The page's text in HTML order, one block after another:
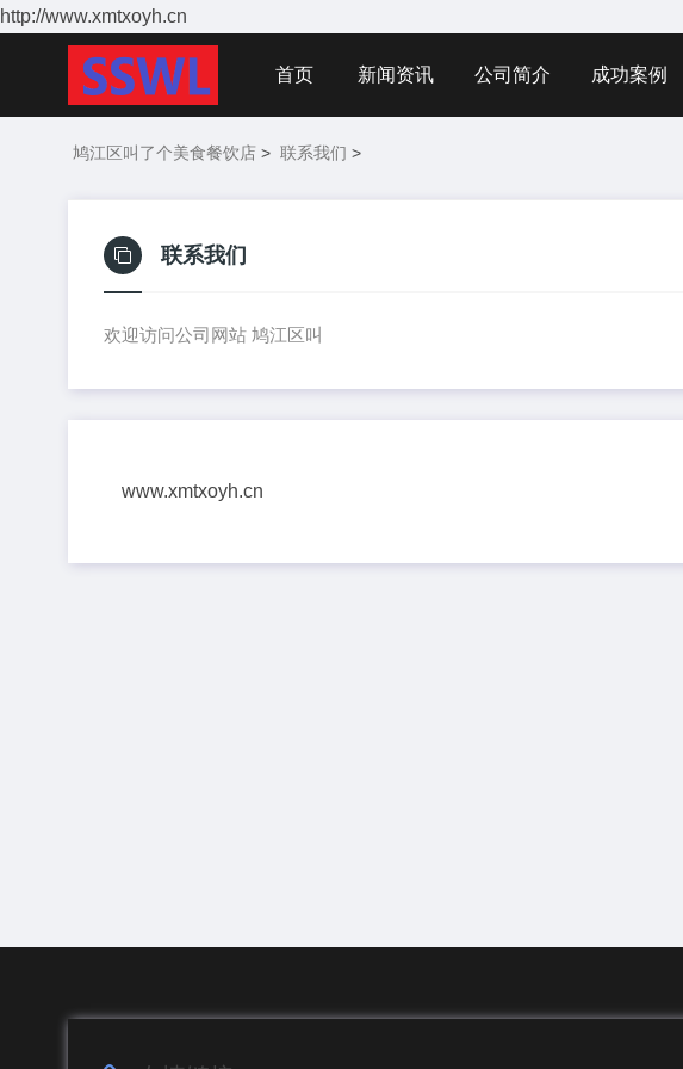
http://www.xmtxoyh.cn
首页 新闻资讯 公司简介 成功案例
鸠江区叫了个美食餐饮店 > 联系我们 >
联系我们
欢迎访问公司网站 鸠江区叫
www.xmtxoyh.cn